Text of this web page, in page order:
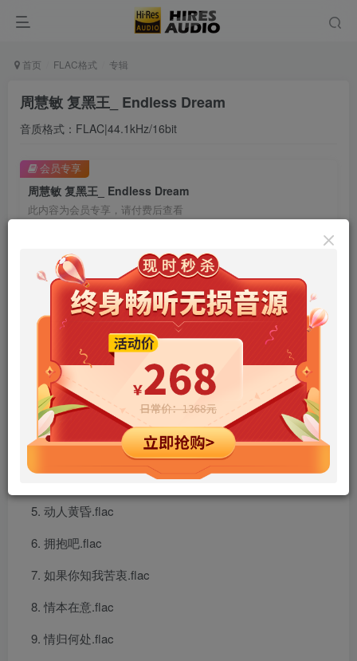
首页 FLAC格式 专辑
周慧敏 复黑王_ Endless Dream
音质格式：FLAC|44.1kHz/16bit
周慧敏 复黑王_ Endless Dream
此内容为会员专享，请付费后查看
9.9 99
年卡会员 免费 永久会员
立即购买
您当前未登录！建议登陆后购买，可保存购买订单
会员专享
公开我的爱.flac
岁月的童话.flac
爱你多过爱他.flac
怎可以没有感情.flac
动人黄昏.flac
拥抱吧.flac
如果你知我苦衷.flac
情本在意.flac
情归何处.flac